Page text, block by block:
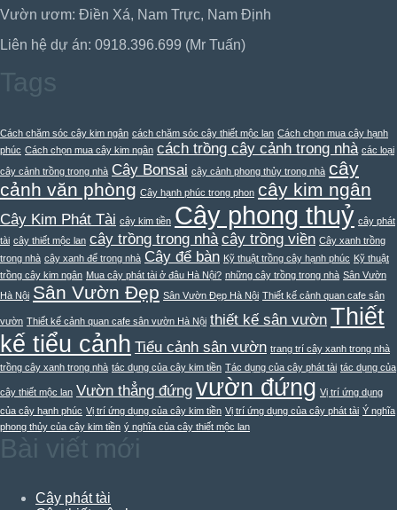
Vườn ươm: Điền Xá, Nam Trực, Nam Định
Liên hệ dự án: 0918.396.699 (Mr Tuấn)
Tags
Cách chăm sóc cây kim ngân cách chăm sóc cây thiết mộc lan Cách chọn mua cây hạnh
phúc Cách chọn mua cây kim ngân cách trồng cây cảnh trong nhà các loại
cây cảnh trồng trong nhà Cây Bonsai cây cảnh phong thủy trong nhà cây
cảnh văn phòng Cây hạnh phúc trong phon cây kim ngân
Cây Kim Phát Tài cây kim tiền Cây phong thuỷ cây phát
tài cây thiết mộc lan cây trồng trong nhà cây trồng viền Cây xanh trồng
trong nhà cây xanh để trong nhà Cây để bàn Kỹ thuật trồng cây hạnh phúc Kỹ thuật
trồng cây kim ngân Mua cây phát tài ở đâu Hà Nội? những cây trồng trong nhà Sân Vườn
Hà Nội Sân Vườn Đẹp Sân Vườn Đẹp Hà Nội Thiết kế cảnh quan cafe sân
vườn Thiết kế cảnh quan cafe sân vườn Hà Nội thiết kế sân vườn Thiết
kế tiểu cảnh Tiểu cảnh sân vườn trang trí cây xanh trong nhà
trồng cây xanh trong nhà tác dụng của cây kim tiền Tác dụng của cây phát tài tác dụng của
cây thiết mộc lan Vườn thẳng đứng vườn đứng Vị trí ứng dụng
của cây hạnh phúc Vị trí ứng dụng của cây kim tiền Vị trí ứng dụng của cây phát tài Ý nghĩa
phong thủy của cây kim tiền ý nghĩa của cây thiết mộc lan
Bài viết mới
Cây phát tài